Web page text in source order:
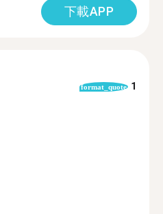
下載APP
format_quote 1